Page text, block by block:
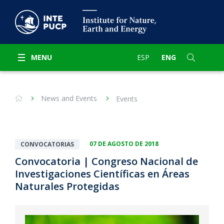
MENU ESP ENG
News and Events Events
CONVOCATORIAS 07 DE AGOSTO DE 2018
Convocatoria | Congreso Nacional de
Investigaciones Científicas en Áreas
Naturales Protegidas